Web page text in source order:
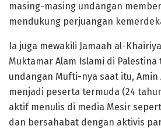
masing-masing undangan
mendukung perjuangan
Ia juga mewakili Jamaah al-
Muktamar Alam Islami di Palestina
undangan Mufti-nya saat itu, Amin
menjadi peserta termuda (24
aktif menulis di media Mesir
dan bersahabat dengan aktivis